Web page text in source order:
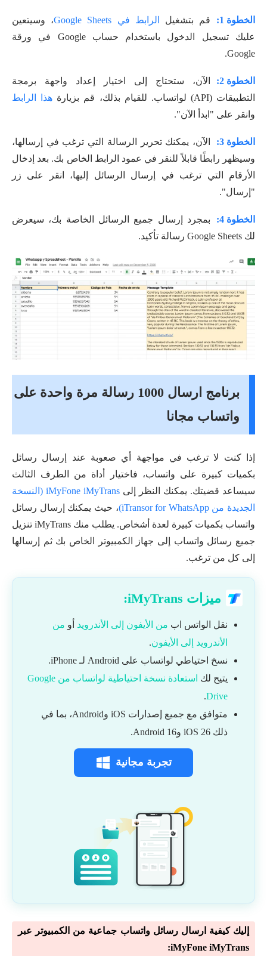
الخطوة 1: قم بتشغيل الرابط في Google Sheets
، وسيتعين
عليك تسجيل الدخول باستخدام حساب Google في ورقة
Google.
الخطوة 2:
الآن، ستحتاج إلى اختيار إعداد واجهة برمجة
التطبيقات (API) لواتساب. للقيام بذلك، قم بزيارة
هذا الرابط
وانقر على "ابدأ الآن".
الخطوة 3:
الآن، يمكنك تحرير الرسالة التي ترغب في إرسالها،
وسيظهر رابطًا قابلاً للنقر في عمود الرابط الخاص بك. بعد إدخال
الأرقام التي ترغب في إرسال الرسائل إليها، انقر على زر
"إرسال".
الخطوة 4:
بمجرد إرسال جميع الرسائل الخاصة بك، سيعرض
لك Google Sheets رسالة تأكيد.
برنامج ارسال 1000 رسالة مرة واحدة على
واتساب مجانا
إذا كنت لا ترغب في مواجهة أي صعوبة عند إرسال رسائل
بكميات كبيرة على واتساب، فاختيار أداة من الطرف الثالث
سيساعد قضيتك. يمكنك النظر إلى
iMyFone iMyTrans (النسخة
الجديدة من iTransor for WhatsApp)
، حيث يمكنك إرسال رسائل
واتساب بكميات كبيرة لعدة أشخاص. يطلب منك iMyTrans تنزيل
جميع رسائل واتساب إلى جهاز الكمبيوتر الخاص بك ثم إرسالها
إلى كل من ترغب.
ميزات iMyTrans:
نقل الواتس اب من الأيفون إلى الأندرويد أو من
الأندرويد إلى الأيفون.
نسخ احتياطي لواتساب على Android لـ iPhone.
يتيح لك
استعادة نسخة احتياطية لواتساب من Google
Drive
.
متوافق مع جميع إصدارات iOS وAndroid، بما في
ذلك iOS 26 وAndroid 16.
تجربة مجانية
إليك كيفية ارسال رسائل واتساب جماعية من الكمبيوتر عبر
iMyFone iMyTrans: